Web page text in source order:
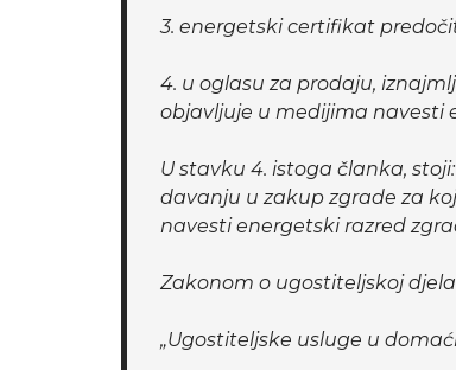
3. energetski certifikat
4. u oglasu za prodaju,
objavljuje u medijima navesti
U stavku 4. istoga članka,
davanju u zakup zgrade za
navesti energetski razred
Zakonom o ugostiteljskoj
„Ugostiteljske usluge u